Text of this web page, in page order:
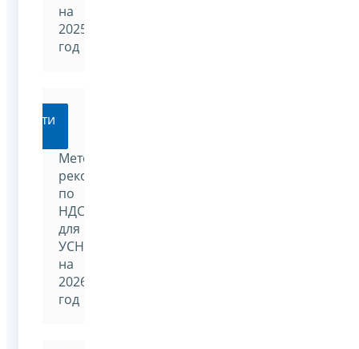
на
2025
год
Перейти
Методические
рекомендации
по
НДС
для
УСН
на
2026
год